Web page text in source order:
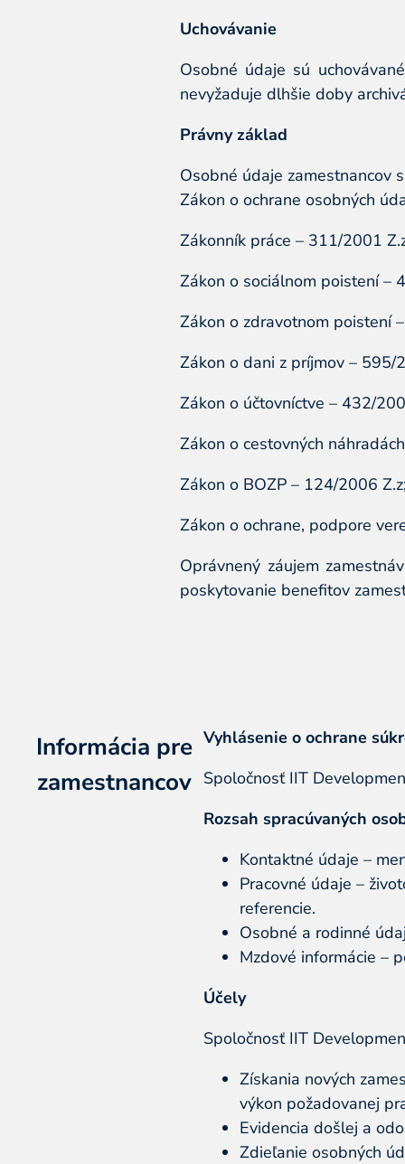
Uchovávanie
Osobné údaje sú
nevyžaduje dlhšie doby
Právny základ
Osobné údaje zamestnancov
Zákon o ochrane osobných
Zákonník práce – 311/2001
Zákon o sociálnom poistení –
Zákon o zdravotnom poistení
Zákon o dani z príjmov – 595/
Zákon o účtovníctve – 432/
Zákon o cestovných
Zákon o BOZP – 124/2006
Zákon o ochrane, podpore
Oprávnený záujem
poskytovanie benefitov
Informácia pre
zamestnancov
Vyhlásenie o ochrane
Spoločnosť IIT
Rozsah spracúvaných
Kontaktné údaje –
Pracovné údaje –
referencie.
Osobné a rodinné
Mzdové informácie –
Účely
Spoločnosť IIT
Získania nových
výkon požadovanej
Evidencia došlej a
Zdieľanie osobných